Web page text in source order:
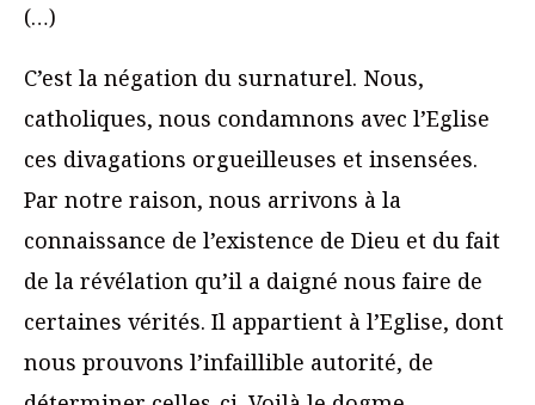
(…)
C’est la négation du surnaturel. Nous,
catholiques, nous condamnons avec l’Eglise
ces divagations orgueilleuses et insensées.
Par notre raison, nous arrivons à la
connaissance de l’existence de Dieu et du fait
de la révélation qu’il a daigné nous faire de
certaines vérités. Il appartient à l’Eglise, dont
nous prouvons l’infaillible autorité, de